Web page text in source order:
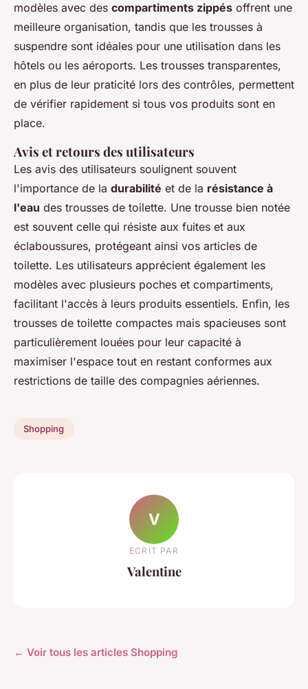
modèles avec des compartiments zippés offrent une
meilleure organisation, tandis que les trousses à
suspendre sont idéales pour une utilisation dans les
hôtels ou les aéroports. Les trousses transparentes,
en plus de leur praticité lors des contrôles, permettent
de vérifier rapidement si tous vos produits sont en
place.
Avis et retours des utilisateurs
Les avis des utilisateurs soulignent souvent
l'importance de la durabilité et de la résistance à
l'eau des trousses de toilette. Une trousse bien notée
est souvent celle qui résiste aux fuites et aux
éclaboussures, protégeant ainsi vos articles de
toilette. Les utilisateurs apprécient également les
modèles avec plusieurs poches et compartiments,
facilitant l'accès à leurs produits essentiels. Enfin, les
trousses de toilette compactes mais spacieuses sont
particulièrement louées pour leur capacité à
maximiser l'espace tout en restant conformes aux
restrictions de taille des compagnies aériennes.
Shopping
V
ECRIT PAR
Valentine
← Voir tous les articles Shopping